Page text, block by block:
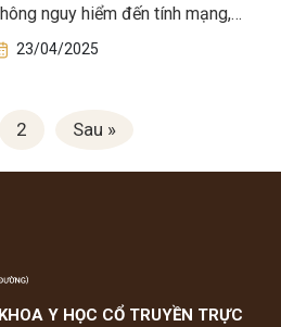
nguy hiểm đến tính mạng,
nếu không…
23/04/2025
2 Sau »
Y HỌC CỔ TRUYỀN TRỰC